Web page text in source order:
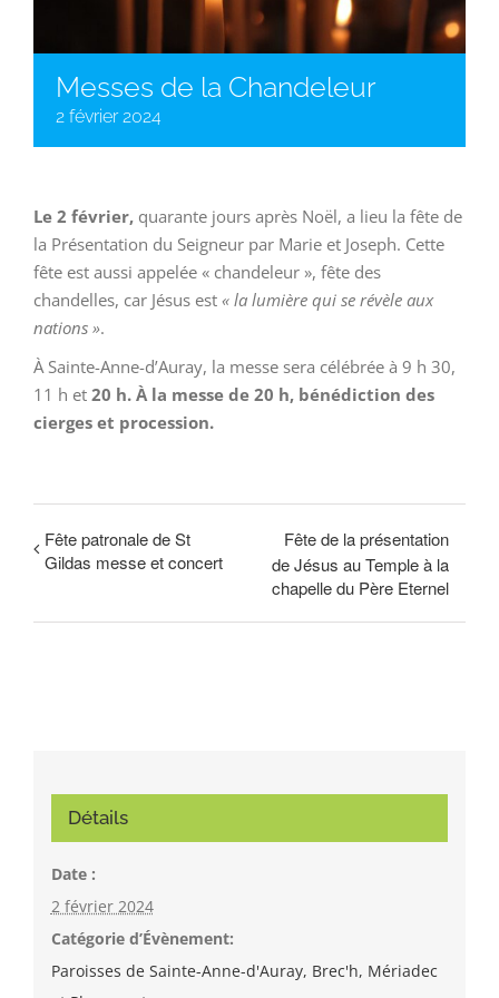
Messes de la Chandeleur
2 février 2024
Le 2 février, quarante jours après Noël, a lieu la fête de
la Présentation du Seigneur par Marie et Joseph. Cette
fête est aussi appelée « chandeleur », fête des
chandelles, car Jésus est « la lumière qui se révèle aux
nations ».
À Sainte-Anne-d’Auray, la messe sera célébrée à 9 h 30,
11 h et 20 h. À la messe de 20 h, bénédiction des
cierges et procession.
Fête patronale de St
Gildas messe et concert
Fête de la présentation
de Jésus au Temple à la
chapelle du Père Eternel
Détails
Date :
2 février 2024
Catégorie d’Évènement:
Paroisses de Sainte-Anne-d'Auray, Brec'h, Mériadec